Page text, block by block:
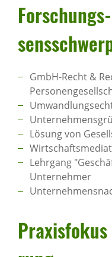
GmbH-Recht &
Lösung von
Lehrgang
Unternehmer